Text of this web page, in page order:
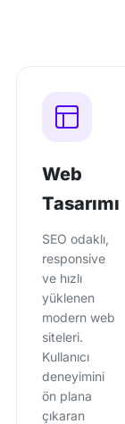
Web
Tasarımı
SEO odaklı,
responsive
ve hızlı
yüklenen
modern web
siteleri.
Kullanıcı
deneyimini
ön plana
çıkaran